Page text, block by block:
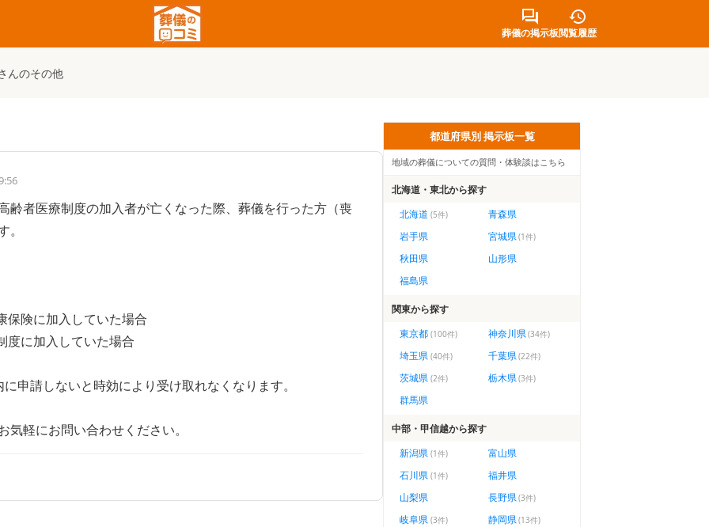
葬儀の掲示板閲覧履歴
んのその他
齢者医療制度の加入者が亡くなった際、葬儀を行った方（喪
保険に加入していた場合
度に加入していた場合
申請しないと時効により受け取れなくなります。
軽にお問い合わせください。
都道府県別 掲示板一覧
地域の葬儀についての質問・体験談はこちら
北海道・東北から探す
北海道 (5件)
青森県
岩手県
宮城県(1件)
秋田県
山形県
福島県
関東から探す
東京都 (100件) 神奈川県(34件)
埼玉県 (40件) 千葉県(22件)
茨城県 (2件) 栃木県(3件)
群馬県
中部・甲信越から探す
新潟県 (1件)
富山県
石川県 (1件)
福井県
山梨県
長野県(3件)
岐阜県 (3件) 静岡県(13件)